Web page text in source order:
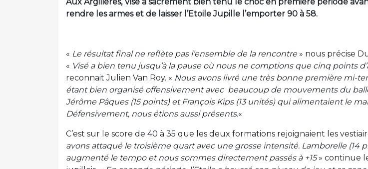
Aux Argilières, Visé a sacrément bien tenu le choc en première période
rendre les armes et de laisser l’Etoile Jupille l’emporter 90 à 58.
« Le résultat final ne reflète pas l’ensemble de la rencontre» nous précise
« Visé a bien tenu jusqu’à la pause où nous ne comptions que cinq points
reconnait Julien Van Roy. « Nous avons livré une très bonne première mi-
étant bien organisé offensivement avec beaucoup de mouvements du
Jérôme Pâques (15 points) et François Kips (13 unités) qui alimentaient le
Défensivement, nous étions aussi présents.«
C’est sur le score de 40 à 35 que les deux formations rejoignaient les
avons attaqué le troisième quart avec une grosse intensité. Lamborelle (14
augmenté le tempo et nous sommes directement passés à +15» continue